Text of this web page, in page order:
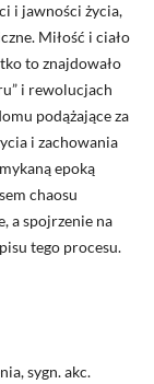
i jawności życia,
Miłość i ciało
to znajdowało
i rewolucjach
podążające za
i zachowania
epoką
chaosu
a spojrzenie na
tego procesu.
sygn. akc.